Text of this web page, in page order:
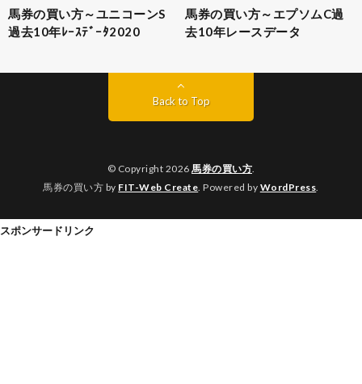
馬券の買い方～ユニコーンS
過去10年ﾚｰｽﾃﾞｰﾀ2020
馬券の買い方～エプソムC過
去10年レースデータ
Back to Top
© Copyright 2026 馬券の買い方
馬券の買い方 by FIT-Web Create . Powered by WordPress
スポンサードリンク